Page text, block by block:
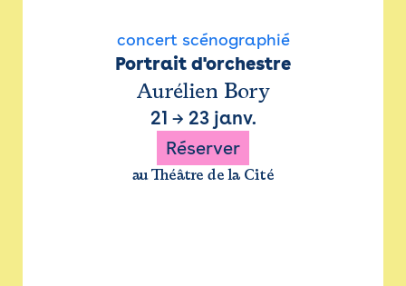
concert scénographié
Portrait d'orchestre
Aurélien Bory
21 → 23 janv.
Réserver
au Théâtre de la Cité